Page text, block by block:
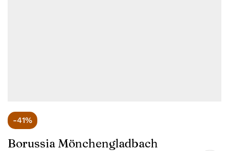
-41%
Borussia Mönchengladbach